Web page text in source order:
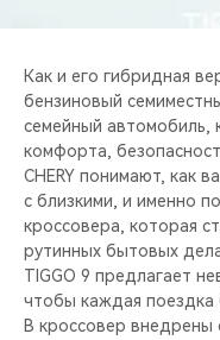
Как и его гибридная
бензиновый
семейный
комфорта,
CHERY понимают, как
с близкими, и именно
кроссовера, которая
рутинных бытовых
TIGGO 9 предлагает
чтобы каждая поездка
В кроссовер внедрены